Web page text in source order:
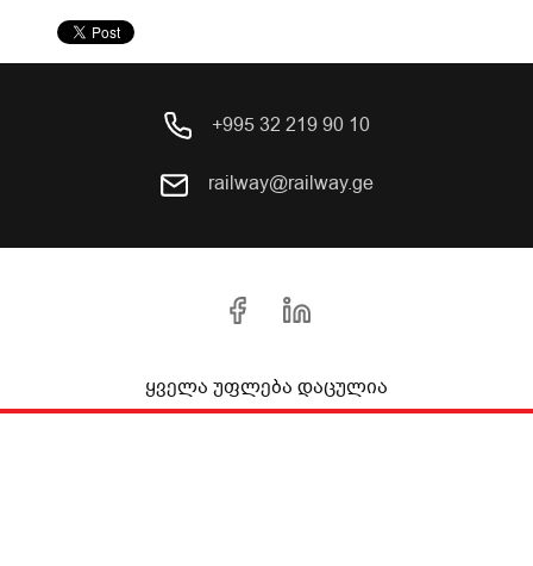
+995 32 219 90 10
railway@railway.ge
ყველა უფლება დაცულია